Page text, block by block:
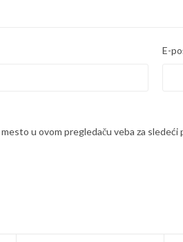
E-
u ovom pregledaču veba za